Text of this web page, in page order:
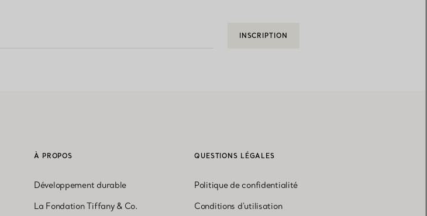
INSCRIPTION
À PROPOS
Développement durable
La Fondation Tiffany & Co.
QUESTIONS LÉGALES
Politique de confidentialité
Conditions d'utilisation